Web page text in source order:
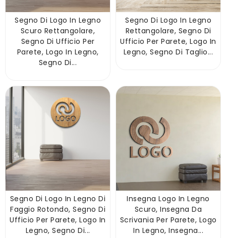
Segno Di Logo In Legno
Scuro Rettangolare,
Segno Di Ufficio Per
Parete, Logo In Legno,
Segno Di...
Segno Di Logo In Legno
Rettangolare, Segno Di
Ufficio Per Parete, Logo In
Legno, Segno Di Taglio...
Segno Di Logo In Legno Di
Faggio Rotondo, Segno Di
Ufficio Per Parete, Logo In
Legno, Segno Di...
Insegna Logo In Legno
Scuro, Insegna Da
Scrivania Per Parete, Logo
In Legno, Insegna...